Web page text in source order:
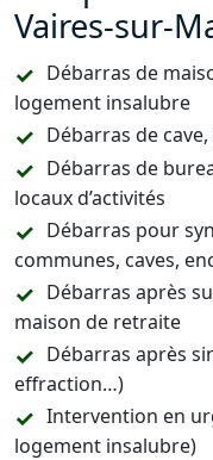
Vaires-sur-
Débarras de
logement insalubre
Débarras de
Débarras de
locaux d’activités
Débarras pour
communes, caves,
Débarras après
maison de retraite
Débarras après
effraction…)
Intervention en
logement insalubre)